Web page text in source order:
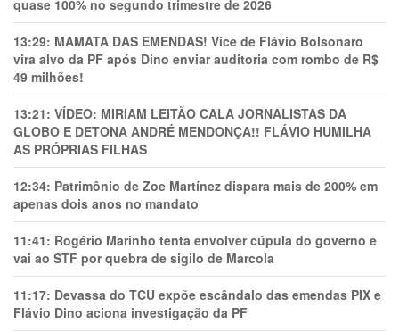
quase 100% no segundo trimestre de 2026
13:29: MAMATA DAS EMENDAS! Vice de Flávio Bolsonaro
vira alvo da PF após Dino enviar auditoria com rombo de R$
49 milhões!
13:21: VÍDEO: MIRIAM LEITÃO CALA JORNALISTAS DA
GLOBO E DETONA ANDRÉ MENDONÇA!! FLÁVIO HUMILHA
AS PRÓPRIAS FILHAS
12:34: Patrimônio de Zoe Martínez dispara mais de 200% em
apenas dois anos no mandato
11:41: Rogério Marinho tenta envolver cúpula do governo e
vai ao STF por quebra de sigilo de Marcola
11:17: Devassa do TCU expõe escândalo das emendas PIX e
Flávio Dino aciona investigação da PF